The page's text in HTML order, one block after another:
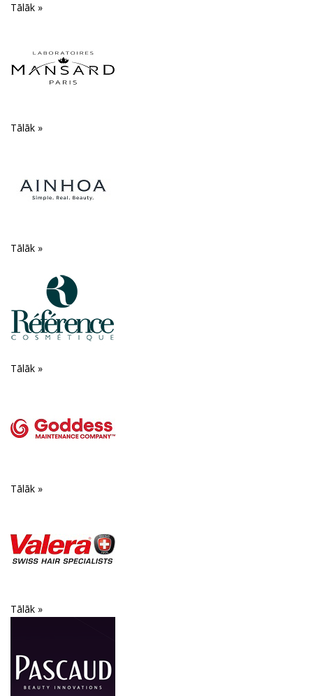
Tālāk »
Tālāk »
Tālāk »
Tālāk »
Tālāk »
Tālāk »